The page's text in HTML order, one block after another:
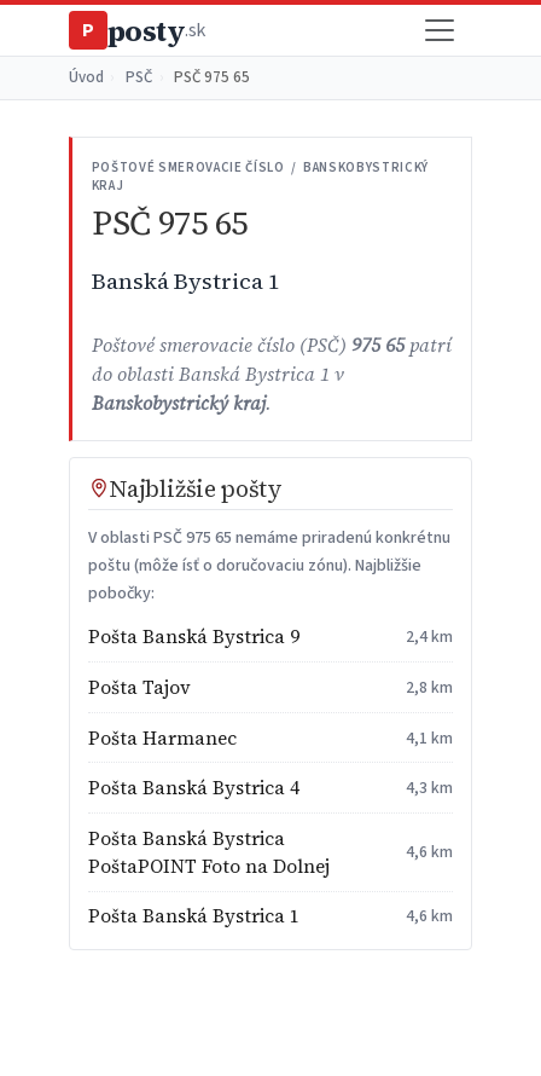
P posty.sk
Úvod PSČ PSČ 975 65
POŠTOVÉ SMEROVACIE ČÍSLO / BANSKOBYSTRICKÝ
KRAJ
PSČ 975 65
Banská Bystrica 1
Poštové smerovacie číslo (PSČ) 975 65patrí
do oblasti Banská Bystrica 1 v
Banskobystrický kraj.
Najbližšie pošty
V oblasti PSČ 975 65 nemáme priradenú konkrétnu
poštu (môže ísť o doručovaciu zónu). Najbližšie
pobočky:
Pošta Banská Bystrica 9 2,4 km
Pošta Tajov 2,8 km
Pošta Harmanec 4,1 km
Pošta Banská Bystrica 4 4,3 km
Pošta Banská Bystrica
PoštaPOINT Foto na Dolnej
4,6 km
Pošta Banská Bystrica 1 4,6 km